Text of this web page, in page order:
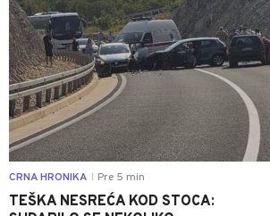
CRNA HRONIKA Pre 5 min
TEŠKA NESREĆA KOD STOCA: